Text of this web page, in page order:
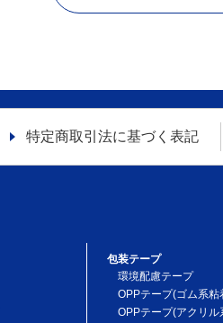
特定商取引法に基づく表記
包装テープ
環境配慮テープ
OPPテープ(ゴム系粘
OPPテープ(アクリル